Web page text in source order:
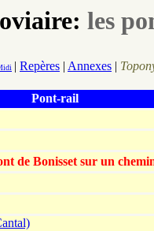
les
| Repères | Annexes |
Pont-rail
de Bonisset sur un